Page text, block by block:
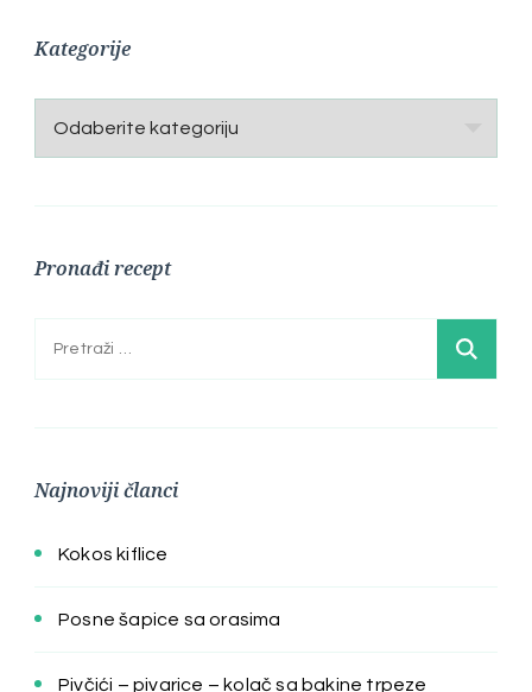
Kategorije
Kategorije
Pronađi recept
Pretraga:
Najnoviji članci
Kokos kiflice
Posne šapice sa orasima
Pivčići – pivarice – kolač sa bakine trpeze